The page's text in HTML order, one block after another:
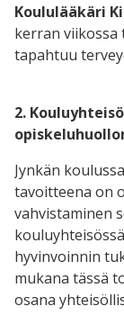
Koululääkäri
kerran viikossa
tapahtuu
2.
Jynkän
tavoitteena on
vahvistaminen
hyvinvoinnin
mukana tässä
osana